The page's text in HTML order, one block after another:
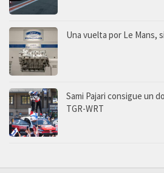
Una vuelta por Le Mans,
Sami Pajari consigue un
TGR-WRT